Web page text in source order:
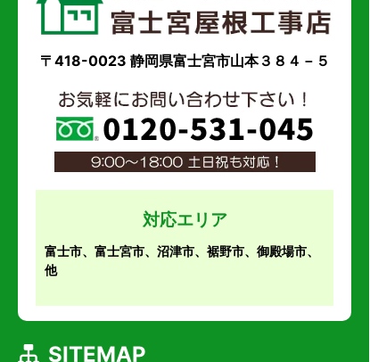
〒418-0023 静岡県富士宮市山本３８４－５
対応エリア
富士市、富士宮市、沼津市、裾野市、御殿場市、
他
SITEMAP